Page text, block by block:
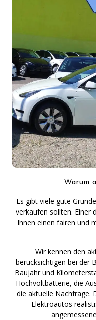
Warum
Es gibt viele gute
verkaufen sollten. Einer
Ihnen einen fairen und
Wir kennen den
berücksichtigen bei der
Baujahr und
Hochvoltbatterie, die
die aktuelle Nachfrage.
Elektroautos